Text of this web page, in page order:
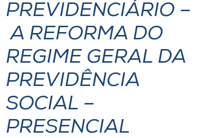
Atendimento ao Estudante
Portal de Ensino
Unoesc
Internacionalização
PREVIDENCIÁRIO –
A REFORMA DO
REGIME GERAL DA
PREVIDÊNCIA
SOCIAL –
PRESENCIAL